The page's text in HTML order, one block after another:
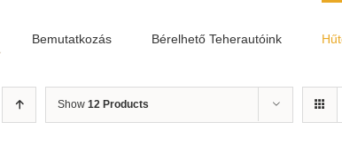
Bemutatkozás Bérelhető Teherautóink
Show 12 Products